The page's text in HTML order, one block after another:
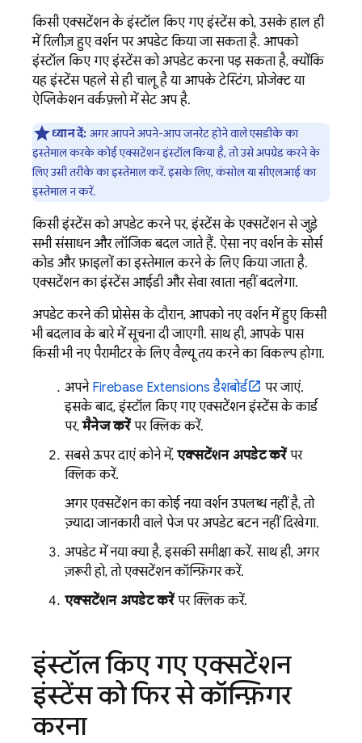
किसी एक्सटेंशन के इंस्टॉल किए गए इंस्टेंस को, उसके हाल ही
में रिलीज़ हुए वर्शन पर अपडेट किया जा सकता है. आपको
इंस्टॉल किए गए इंस्टेंस को अपडेट करना पड़ सकता है, क्योंकि
यह इंस्टेंस पहले से ही चालू है या आपके टेस्टिंग, प्रोजेक्ट या
ऐप्लिकेशन वर्कफ़्लो में सेट अप है.
ध्यान दें: अगर आपने अपने-आप जनरेट होने वाले एसडीके का
इस्तेमाल करके कोई एक्सटेंशन इंस्टॉल किया है, तो उसे अपग्रेड करने के
लिए उसी तरीके का इस्तेमाल करें. इसके लिए, कंसोल या सीएलआई का
इस्तेमाल न करें.
किसी इंस्टेंस को अपडेट करने पर, इंस्टेंस के एक्सटेंशन से जुड़े
सभी संसाधन और लॉजिक बदल जाते हैं. ऐसा नए वर्शन के सोर्स
कोड और फ़ाइलों का इस्तेमाल करने के लिए किया जाता है.
एक्सटेंशन का इंस्टेंस आईडी और सेवा खाता नहीं बदलेगा.
अपडेट करने की प्रोसेस के दौरान, आपको नए वर्शन में हुए किसी
भी बदलाव के बारे में सूचना दी जाएगी. साथ ही, आपके पास
किसी भी नए पैरामीटर के लिए वैल्यू तय करने का विकल्प होगा.
अपने Firebase Extensions डैशबोर्ड
पर जाएं.
इसके बाद, इंस्टॉल किए गए एक्सटेंशन इंस्टेंस के कार्ड
पर,मैनेज करेंपर क्लिक करें.
सबसे ऊपर दाएं कोने में, एक्सटेंशन अपडेट करेंपर
क्लिक करें.
अगर एक्सटेंशन का कोई नया वर्शन उपलब्ध नहीं है, तो
ज़्यादा जानकारी वाले पेज पर अपडेट बटन नहीं दिखेगा.
अपडेट में नया क्या है, इसकी समीक्षा करें. साथ ही, अगर
ज़रूरी हो, तो एक्सटेंशन कॉन्फ़िगर करें.
एक्सटेंशन अपडेट करेंपर क्लिक करें.
इंस्टॉल किए गए एक्सटेंशन
इंस्टेंस को फिर से कॉन्फ़िगर
करना